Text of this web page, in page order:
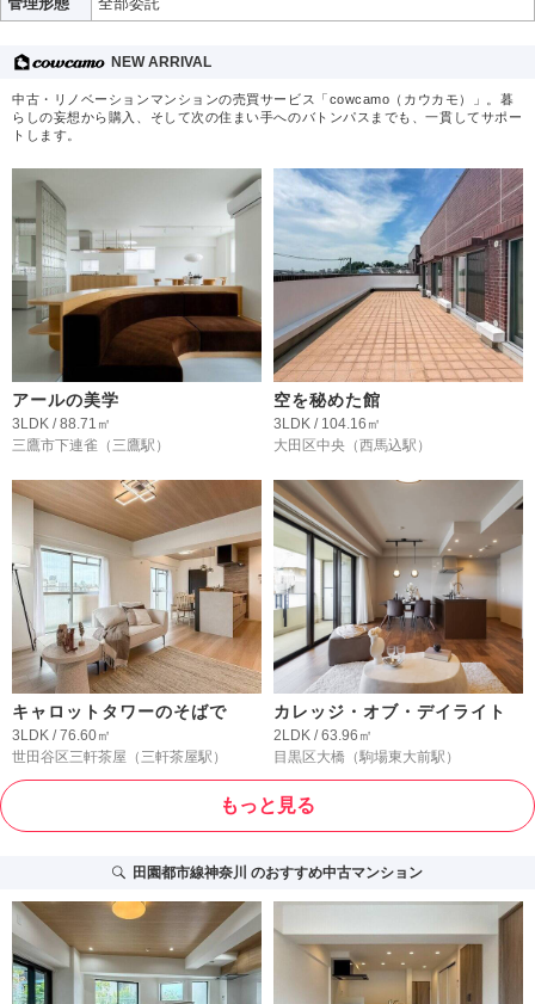
NEW ARRIVAL
中古・リノベーションマンションの売買サービス「cowcamo（カウカモ）」。暮
らしの妄想から購入、そして次の住まい手へのバトンパスまでも、一貫してサポー
トします。
アールの美学
3LDK / 88.71㎡
三鷹市下連雀 （三鷹駅）
空を秘めた館
3LDK / 104.16㎡
大田区中央 （西馬込駅）
キャロットタワーのそばで
3LDK / 76.60㎡
世田谷区三軒茶屋 （三軒茶屋駅）
カレッジ・オブ・デイライト
2LDK / 63.96㎡
目黒区大橋 （駒場東大前駅）
もっと見る
田園都市線神奈川 のおすすめ中古マンション